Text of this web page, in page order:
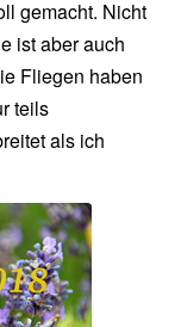
gemacht. Nicht
ist aber auch
Fliegen haben
teils
als ich